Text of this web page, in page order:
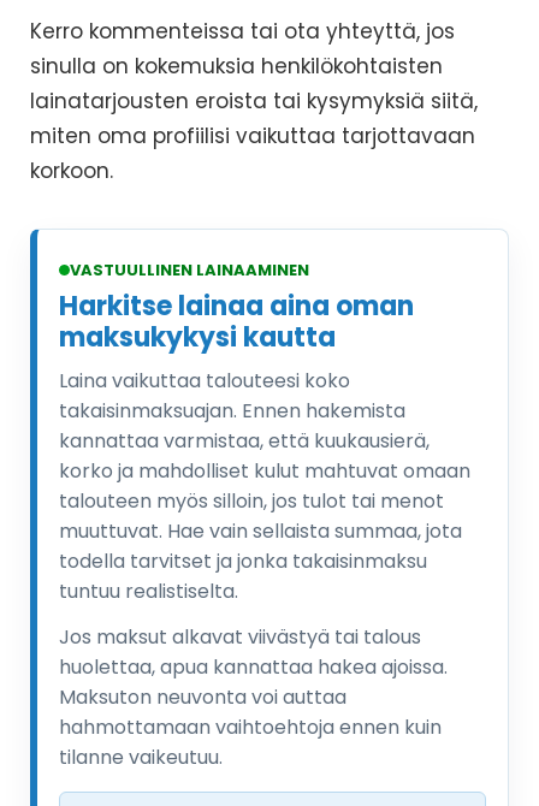
Kerro kommenteissa tai ota yhteyttä, jos
sinulla on kokemuksia henkilökohtaisten
lainatarjousten eroista tai kysymyksiä siitä,
miten oma profiilisi vaikuttaa tarjottavaan
korkoon.
VASTUULLINEN LAINAAMINEN
Harkitse lainaa aina oman
maksukykysi kautta
Laina vaikuttaa talouteesi koko
takaisinmaksuajan. Ennen hakemista
kannattaa varmistaa, että kuukausierä,
korko ja mahdolliset kulut mahtuvat omaan
talouteen myös silloin, jos tulot tai menot
muuttuvat. Hae vain sellaista summaa, jota
todella tarvitset ja jonka takaisinmaksu
tuntuu realistiselta.
Jos maksut alkavat viivästyä tai talous
huolettaa, apua kannattaa hakea ajoissa.
Maksuton neuvonta voi auttaa
hahmottamaan vaihtoehtoja ennen kuin
tilanne vaikeutuu.